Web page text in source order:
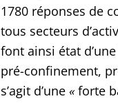
1780 réponses de
tous secteurs
font ainsi état
pré-confinement,
s’agit d’une «forte